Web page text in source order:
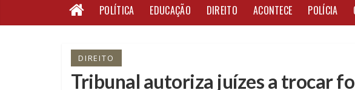
POLÍTICA EDUCAÇÃO DIREITO ACONTECE POLÍCIA
DIREITO
Tribunal autoriza juízes a trocar